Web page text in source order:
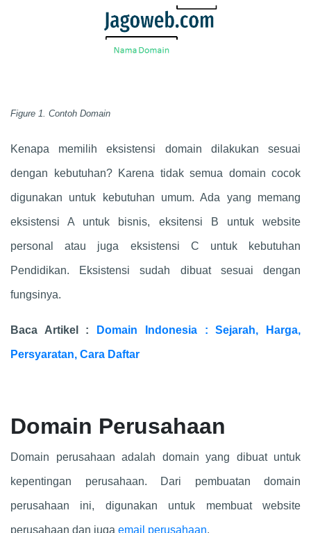
Figure 1. Contoh Domain
Kenapa memilih eksistensi domain dilakukan sesuai
dengan kebutuhan? Karena tidak semua domain cocok
digunakan untuk kebutuhan umum. Ada yang memang
eksistensi A untuk bisnis, eksitensi B untuk website
personal atau juga eksistensi C untuk kebutuhan
Pendidikan. Eksistensi sudah dibuat sesuai dengan
fungsinya.
Baca Artikel : Domain Indonesia : Sejarah, Harga,
Persyaratan, Cara Daftar
Domain Perusahaan
Domain perusahaan adalah domain yang dibuat untuk
kepentingan perusahaan. Dari pembuatan domain
perusahaan ini, digunakan untuk membuat website
perusahaan dan juga email perusahaan.